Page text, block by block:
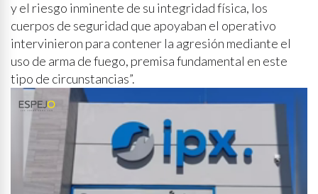
y el riesgo inminente de su integridad física, los
cuerpos de seguridad que apoyaban el operativo
intervinieron para contener la agresión mediante el
uso de arma de fuego, premisa fundamental en este
tipo de circunstancias”.